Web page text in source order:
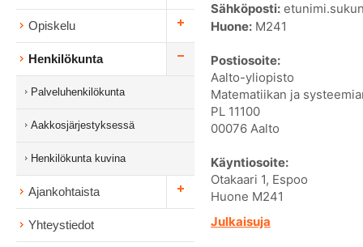
Opiskelu
Henkilökunta
Palveluhenkilökunta
Aakkosjärjestyksessä
Henkilökunta kuvina
Ajankohtaista
Yhteystiedot
Sähköposti:
Huone: M241
Postiosoite:
Aalto-yliopisto
Matematiikan ja
PL 11100
00076 Aalto
Käyntiosoite:
Otakaari 1, Espoo
Huone M241
Julkaisuja